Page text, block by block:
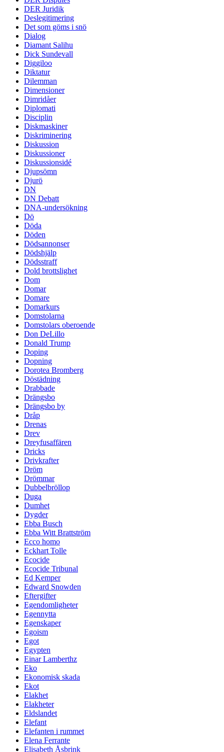
DER Juridik
Deslegitimering
Det som göms i snö
Dialog
Diamant Salihu
Dick Sundevall
Diggiloo
Diktatur
Dilemman
Dimensioner
Dimridåer
Diplomati
Disciplin
Diskmaskiner
Diskriminering
Diskussion
Diskussioner
Diskussionsidé
Djupsömn
Djurö
DN
DN Debatt
DNA-undersökning
Dö
Döda
Döden
Dödsannonser
Dödshjälp
Dödsstraff
Dold brottslighet
Dom
Domar
Domare
Domarkurs
Domstolarna
Domstolars oberoende
Don DeLillo
Donald Trump
Doping
Dopning
Dorotea Bromberg
Döstädning
Drabbade
Drängsbo
Drängsbo by
Dråp
Drenas
Drev
Dreyfusaffären
Dricks
Drivkrafter
Dröm
Drömmar
Dubbelbröllop
Duga
Dumhet
Dygder
Ebba Busch
Ebba Witt Brattström
Ecco homo
Eckhart Tolle
Ecocide
Ecocide Tribunal
Ed Kemper
Edward Snowden
Eftergifter
Egendomligheter
Egennytta
Egenskaper
Egoism
Egot
Egypten
Einar Lamberthz
Eko
Ekonomisk skada
Ekot
Elakhet
Elakheter
Eldslandet
Elefant
Elefanten i rummet
Elena Ferrante
Elisabeth Åsbrink